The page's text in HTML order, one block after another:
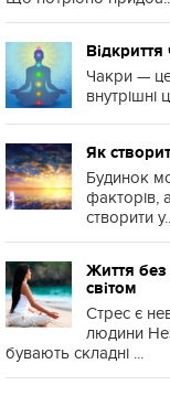
Відкриття
Чакри — це
внутрішні
Як
Будинок
факторів,
створити
Життя без
світом
Стрес є
людини
бувають складні ...